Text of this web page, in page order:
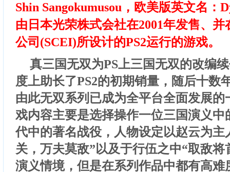
Shin Sangokumusou，欧美版英文名：
由日本光荣株式会社在2001年发售、
公司(SCEI)所设计的PS2运行的游戏。
真三国无双为PS上三国无双的改编
度上助长了PS2的初期销量，随后十数
由此无双系列已成为全平台全面发展的
戏内容主要是选择操作一位三国演义中
代中的著名战役，人物设定以赵云为主
关，万夫莫敌”以及于行伍之中“取敌将
演义情境，但是在系列作品中都有高难